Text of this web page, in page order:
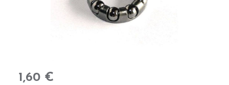
1,60 €